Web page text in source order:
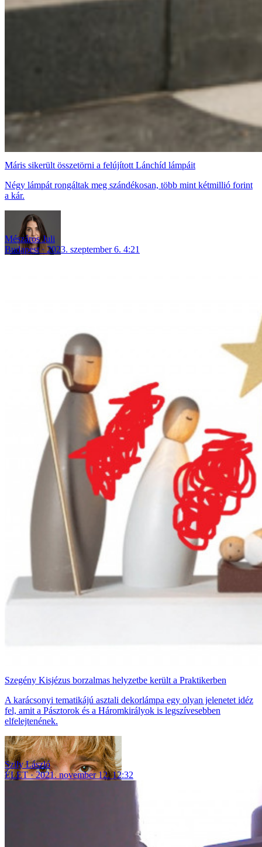
Máris sikerült összetörni a felújított Lánchíd lámpáit
Négy lámpát rongáltak meg szándékosan, több mint kétmillió forint
a kár.
Mészáros Juli
Budapest
2023. szeptember 6. 4:21
Szegény Kisjézus borzalmas helyzetbe került a Praktikerben
A karácsonyi tematikájú asztali dekorlámpa egy olyan jelenetet idéz
fel, amit a Pásztorok és a Háromkirályok is legszívesebben
elfelejtenének.
Szily László
ÉLET
2021. november 12. 12:32